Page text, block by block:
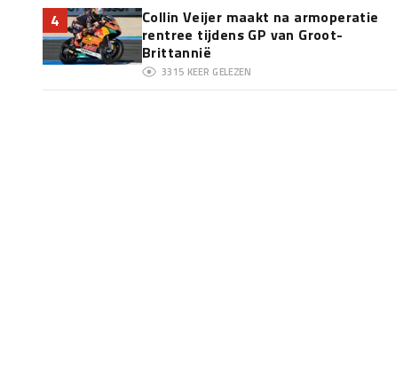
4
Collin Veijer maakt na armoperatie
rentree tijdens GP van Groot-
Brittannië
3315 KEER GELEZEN